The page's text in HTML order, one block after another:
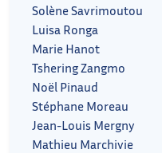
Solène Savrimoutou
Luisa Ronga
Marie Hanot
Tshering Zangmo
Noël Pinaud
Stéphane Moreau
Jean-Louis Mergny
Mathieu Marchivie